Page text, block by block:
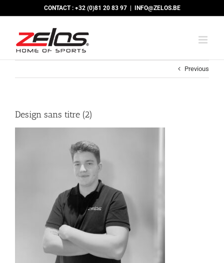
CONTACT : +32 (0)81 20 83 97 INFO@ZELOS.BE
Previous
Design sans titre (2)